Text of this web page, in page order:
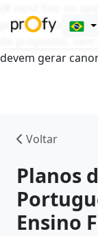
proxy do Caddy
devem gerar
Voltar
Planos
Ensino